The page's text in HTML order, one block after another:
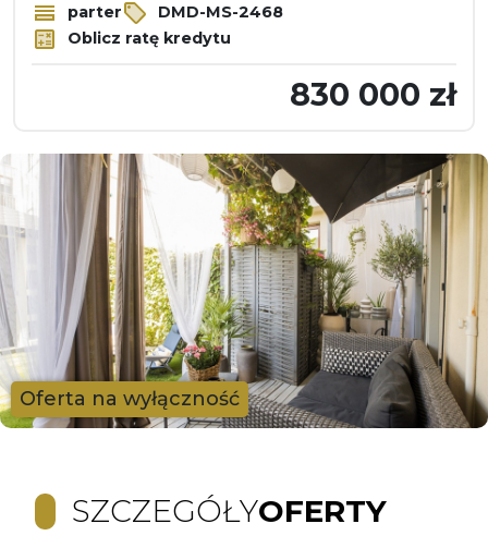
parter
DMD-MS-2468
Oblicz ratę kredytu
830 000 zł
Oferta na wyłączność
SZCZEGÓŁYOFERTY